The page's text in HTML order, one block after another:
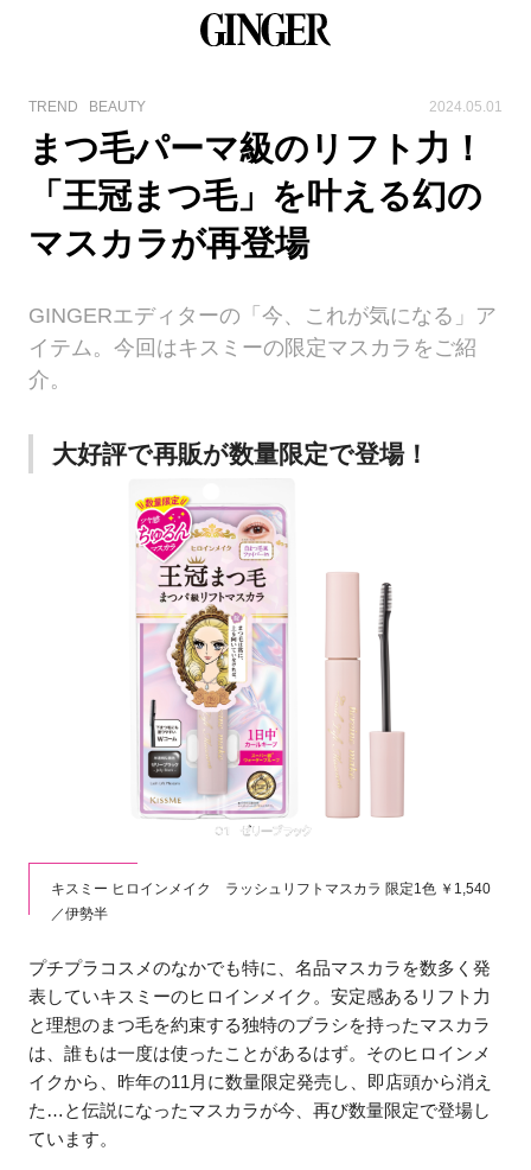
TREND BEAUTY 2024.05.01
まつ毛パーマ級のリフト力！
「王冠まつ毛」を叶える幻の
マスカラが再登場
GINGERエディターの「今、これが気になる」ア
イテム。今回はキスミーの限定マスカラをご紹
介。
大好評で再販が数量限定で登場！
キスミー ヒロインメイク ラッシュリフトマスカラ 限定1色 ￥1,540
／伊勢半
プチプラコスメのなかでも特に、名品マスカラを数多く発
表していキスミーのヒロインメイク。安定感あるリフト力
と理想のまつ毛を約束する独特のブラシを持ったマスカラ
は、誰もは一度は使ったことがあるはず。そのヒロインメ
イクから、昨年の11月に数量限定発売し、即店頭から消え
た…と伝説になったマスカラが今、再び数量限定で登場し
ています。